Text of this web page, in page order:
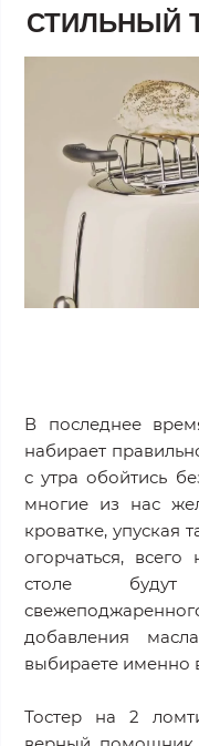
СТИЛЬНЫЙ
В последнее
набирает
с утра обойтись
многие из нас
кроватке, упуская
огорчаться,
столе будут
добавления
выбираете именно
Тостер на 2